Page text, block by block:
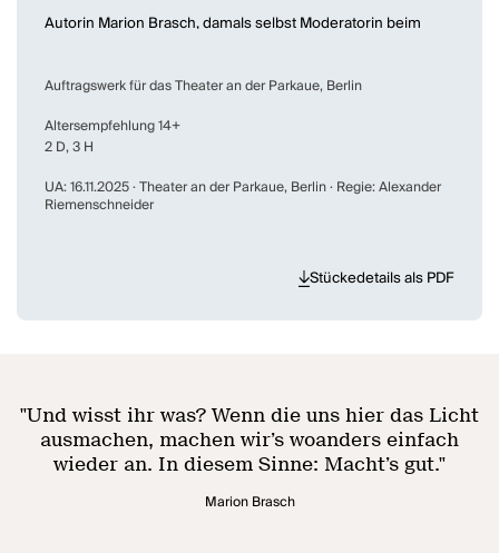
Autorin Marion Brasch, damals selbst Moderatorin beim
einzigartigen Moment der Freiheit und davon, wie ein
Radiosender zum Lebensgefühl junger Menschen wurde.
(Theater an der Parkaue)
Auftragswerk für das Theater an der Parkaue, Berlin
Altersempfehlung 14+
2 D, 3 H
UA: 16.11.2025 · Theater an der Parkaue, Berlin · Regie: Alexander
Riemenschneider
Stückedetails als PDF
"Und wisst ihr was? Wenn die uns hier das Licht
ausmachen, machen wir’s woanders einfach
wieder an. In diesem Sinne: Macht’s gut."
Marion Brasch